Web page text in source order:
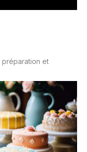
préparation et